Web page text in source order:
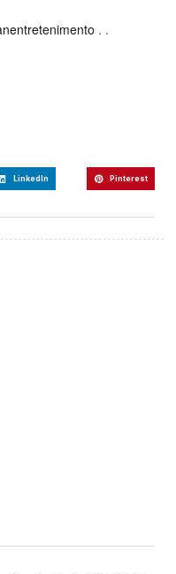
. .
LinkedIn Pinterest